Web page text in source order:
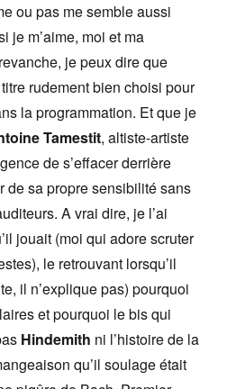
ou pas me semble aussi
je m’aime, moi et ma
je peux dire que
rudement bien choisi pour
la programmation. Et que je
Tamestit, altiste-artiste
de s’effacer derrière
de sa propre sensibilité sans
A vrai dire, je l’ai
jouait (moi qui adore scruter
le retrouvant lorsqu’il
il n’explique pas) pourquoi
et pourquoi le bis qui
Hindemith ni l’histoire de la
qu’il soulage était